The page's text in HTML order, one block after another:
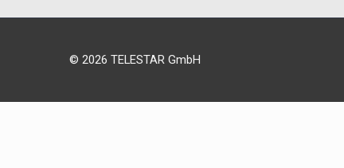
© 2026 TELESTAR GmbH